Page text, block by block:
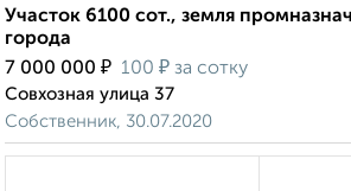
Участок 6100 сот., земля
города
7 000 000 ₽ 100 ₽ за сотку
Совхозная улица 37
Собственник, 30.07.2020